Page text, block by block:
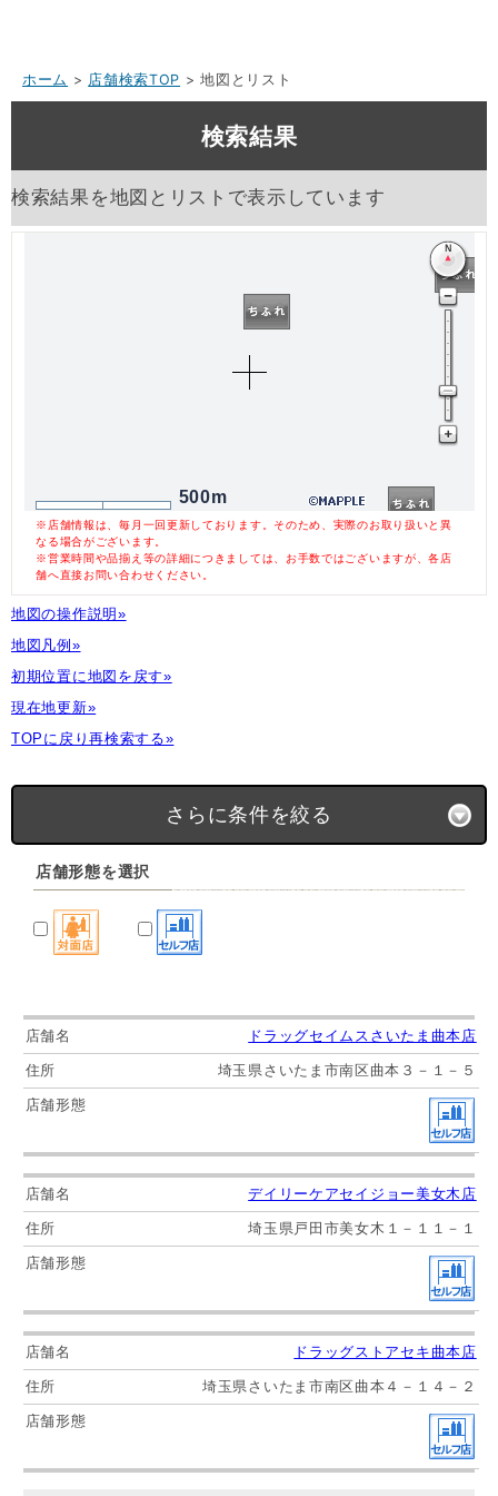
ホーム > 店舗検索TOP > 地図とリスト
検索結果
検索結果を地図とリストで表示しています
500m
※店舗情報は、毎月一回更新しております。そのため、実際のお取り扱いと異
なる場合がございます。
※営業時間や品揃え等の詳細につきましては、お手数ではございますが、各店
舗へ直接お問い合わせください。
地図の操作説明»
地図凡例»
初期位置に地図を戻す»
現在地更新»
TOPに戻り再検索する»
さらに条件を絞る
店舗形態を選択
ドラッグセイムスさいたま曲本店
埼玉県さいたま市南区曲本３－１－５
デイリーケアセイジョー美女木店
埼玉県戸田市美女木１－１１－１
ドラッグストアセキ曲本店
埼玉県さいたま市南区曲本４－１４－２